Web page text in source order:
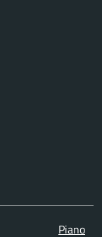
Piano